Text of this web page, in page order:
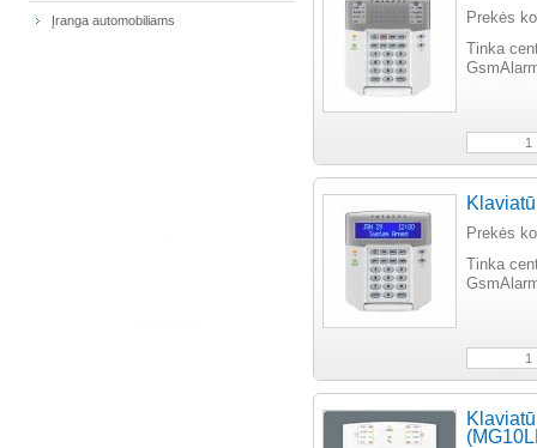
Įranga automobiliams
Prekės
Tinka
Prekės
Tinka